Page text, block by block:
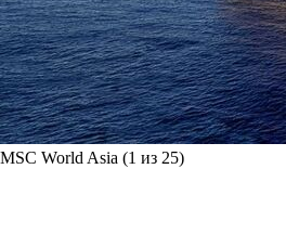
MSC World Asia (1 из 25)